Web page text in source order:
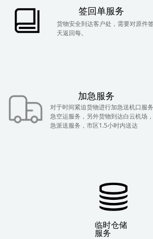
签回单服务
货物安全到达客户处，需要对原件
天返回每。
加急服务
对于时间紧迫货物进行加急送机口服
急空运服务，另外货物到达白云机场
急派送服务，市区1.5小时内送达
临时仓储
服务